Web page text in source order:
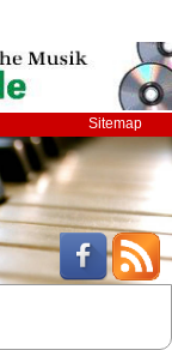
Sitemap